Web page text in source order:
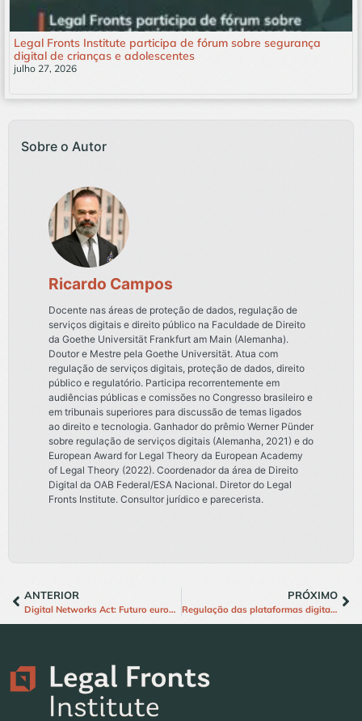
Legal Fronts Institute participa de fórum sobre segurança
digital de crianças e adolescentes
julho 27, 2026
Sobre o Autor
Ricardo Campos
Docente nas áreas de proteção de dados, regulação de
serviços digitais e direito público na Faculdade de Direito
da Goethe Universität Frankfurt am Main (Alemanha).
Doutor e Mestre pela Goethe Universität. Atua com
regulação de serviços digitais, proteção de dados, direito
público e regulatório. Participa recorrentemente em
audiências públicas e comissões no Congresso brasileiro e
em tribunais superiores para discussão de temas ligados
ao direito e tecnologia. Ganhador do prêmio Werner Pünder
sobre regulação de serviços digitais (Alemanha, 2021) e do
European Award for Legal Theory da European Academy
of Legal Theory (2022). Coordenador da área de Direito
Digital da OAB Federal/ESA Nacional. Diretor do Legal
Fronts Institute. Consultor jurídico e parecerista.
ANTERIOR
Digital Networks Act: Futuro europeu do setor de telecomunicações
PRÓXIMO
Regulação das plataformas digitais: do STF à reforma do Código Civil